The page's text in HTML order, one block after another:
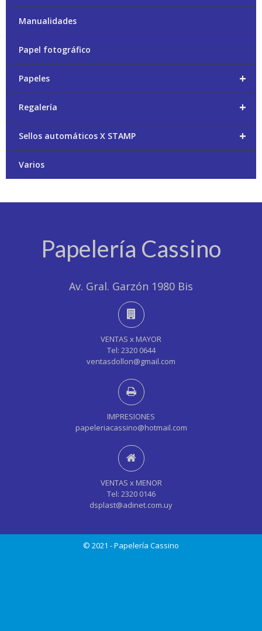
Manualidades
Papel fotográfico
+
Papeles
+
Regalería
+
Sellos automáticos X STAMP
Varios
Papelería Cassino
Av. Gral. Garzón 1980 Bis
VENTAS x MAYOR
Tel: 2320 0644
ventasdollon@gmail.com
IMPRESIONES
papeleriacassino@hotmail.com
VENTAS x MENOR
Tel: 2320 0146
dsplast@adinet.com.uy
© 2021 - Papelería Cassino